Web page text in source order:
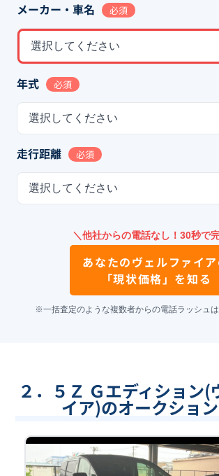
メーカー・車名 必須
選択してください
年式 必須
選択してください
走行距離 必須
選択してください
＼他社からの電話なし！30秒で
あなたのヴェルファイア
「現状価格」を知る
※一括査定のような複数者からの電話ラッシュ
２．５Ｚ Ｇエディション(
イア)のオークショ